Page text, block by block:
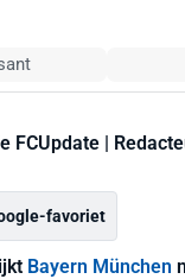
FCUpdate |
favoriet
Bayern München